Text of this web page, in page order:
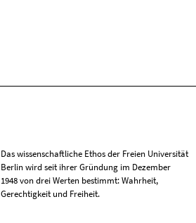
Das wissenschaftliche Ethos der Freien Universität
Berlin wird seit ihrer Gründung im Dezember
1948 von drei Werten bestimmt: Wahrheit,
Gerechtigkeit und Freiheit.